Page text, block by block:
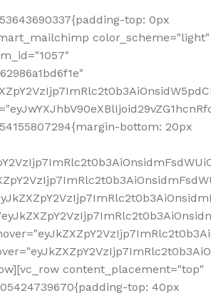
top: 0px
color_scheme="light"
bottom: 20px
content_placement="top"
top: 40px